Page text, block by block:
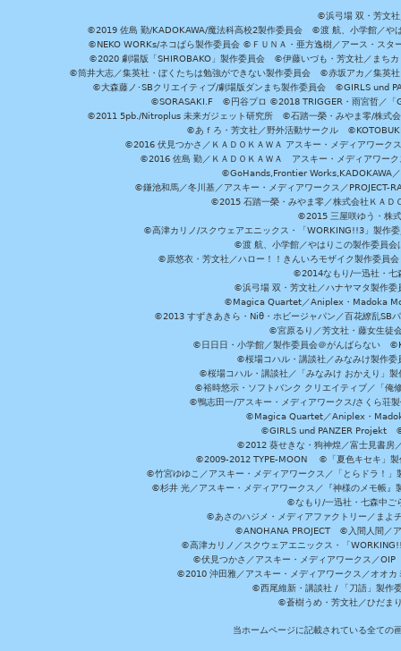
©浜弓場 双・芳文社
©2019 佐島 勤/KADOKAWA/魔法科高校2製作委員会 ©渡 航、小学館／や
©NEKO WORKs/ネコぱら製作委員会 ©ＦＵＮＡ・亜方逸樹／アース・ス
©2020 劇場版「SHIROBAKO」製作委員会 ©伊藤いづも・芳文社／まち
©筒井大志／集英社・ぼくたちは勉強ができない製作委員会 ©赤坂アカ／集英
©大森藤ノ･SBクリエイティブ/劇場版ダンまち製作委員会 ©GIRLS und
©SORASAKI.F ©円谷プロ ©2018 TRIGGER・雨宮哲／
©2011 5pb./Nitroplus 未来ガジェット研究所 ©石踏一榮・みやま零/株式
©あｆろ・芳文社／野外活動サークル
©2016 伏見つかさ／ＫＡＤＯＫＡＷＡ アスキー・メディアワー
©2016 佐島 勤／ＫＡＤＯＫＡＷＡ アスキー・メディアワ
©GoHands,Frontier Works,KADOKAWA
©鎌池和馬／冬川基／アスキー・メディアワークス／
©2015 石踏一榮・みやま零／株式会社ＫＡＤ
©2015 三屋咲ゆう・株
©高津カリノ/スクウェアエニックス・「WORKING!!3」製作
©渡 航、小学館／やはりこの製作委員
©原悠衣・芳文社／ハロー！！きんいろモザイク製作委員
©2014なもり/一迅社・
©浜弓場 双・芳文社／ハナヤマタ製作
©Magica Quartet／Aniplex・Madoka
©2013 すずきあきら・Niθ・ホビージャパン／百花繚乱
©宮原るり／芳文社・藤女生徒
©日日日・小学館／製作委員会＠がんばらない
©桜場コハル・講談社／みなみけ製作
©桜場コハル・講談社／「みなみけ おかえり」
©裕時悠示・ソフトバンク クリエイティブ／「
©鴨志田一/アスキー・メディアワークス/さく
©Magica Quartet／Aniplex・
©GIRLS und PANZER Projekt ©
©2012 葵せきな・狗神煌／富士見書
©2009-2012 TYPE-MOON ©「夏色キセキ」製
©竹宮ゆゆこ／アスキー・メディアワークス／「とらドラ！
©杉井 光／アスキー・メディアワークス／『神様のメモ帳
©なもり/一迅社・七森中
©あさのハジメ・メディアファクトリー／ま
©ANOHANA PROJECT ©入間人間／ア
©高津カリノ／スクウェアエニックス・「
©伏見つかさ／アスキー・メディアワークス／
©2010 沖田雅／アスキー・メディアワークス／オオ
©西尾維新・講談社 / 「刀語」製作
©蒼樹うめ・芳文社／ひだま
当ホームページに記載されている全ての